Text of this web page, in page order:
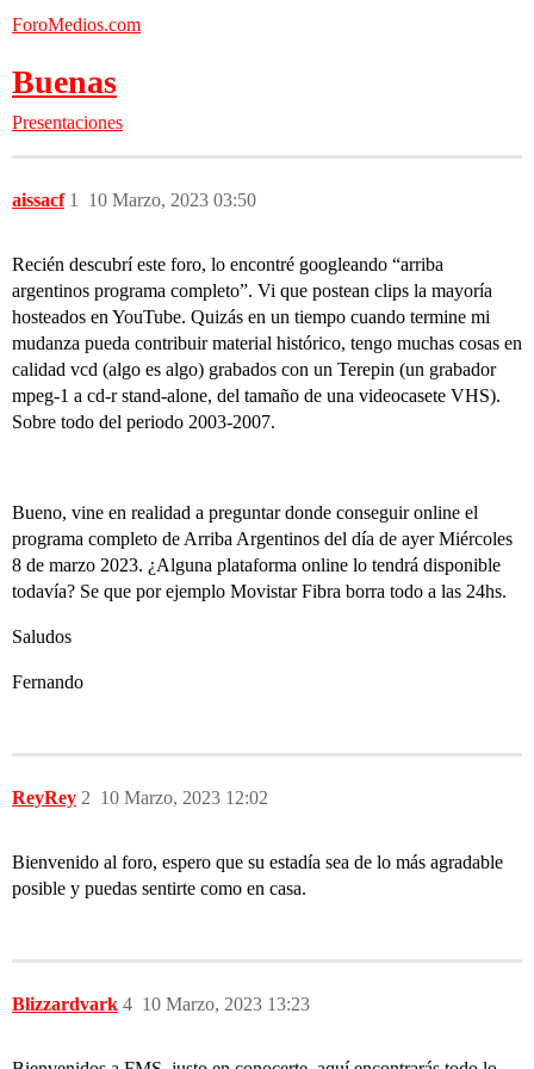
ForoMedios.com
Buenas
Presentaciones
aissacf 10 Marzo, 2023 03:50
1
Recién descubrí este foro, lo encontré googleando “arriba
argentinos programa completo”. Vi que postean clips la mayoría
hosteados en YouTube. Quizás en un tiempo cuando termine mi
mudanza pueda contribuir material histórico, tengo muchas cosas en
calidad vcd (algo es algo) grabados con un Terepin (un grabador
mpeg-1 a cd-r stand-alone, del tamaño de una videocasete VHS).
Sobre todo del periodo 2003-2007.
Bueno, vine en realidad a preguntar donde conseguir online el
programa completo de Arriba Argentinos del día de ayer Miércoles
8 de marzo 2023. ¿Alguna plataforma online lo tendrá disponible
todavía? Se que por ejemplo Movistar Fibra borra todo a las 24hs.
Saludos
Fernando
ReyRey 10 Marzo, 2023 12:02
2
Bienvenido al foro, espero que su estadía sea de lo más agradable
posible y puedas sentirte como en casa.
Blizzardvark 10 Marzo, 2023 13:23
4